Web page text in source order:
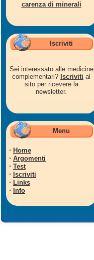
carenza di minerali
Iscriviti
Sei interessato alle medicine
complementari? Iscriviti al
sito per ricevere la
newsletter.
Menu
· Home
· Argomenti
· Test
· Iscriviti
· Links
· Info